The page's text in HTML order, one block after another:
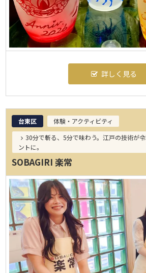
詳しく見る
台東区
体験・アクティビティ
30分で斬る、5分で味わう。江戸の技術が
ントに。
SOBAGIRI 楽常